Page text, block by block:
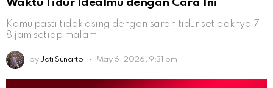
Waktu Tidur Idealmu dengan Cara Ini
Kamu pasti tidak asing dengan saran tidur setidaknya 7-
8 jam setiap malam
by Jati Sunarto May 6, 2026, 9:31 pm